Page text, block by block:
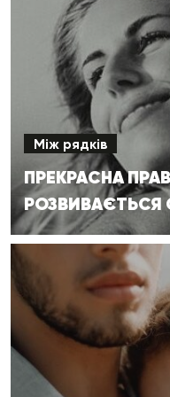
Між рядків
ПРЕКРАСНА
РОЗВИВАЄТЬСЯ